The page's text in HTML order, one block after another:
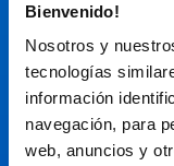
Bienvenido!
Nosotros y
tecnologías
información
navegación, para
web, anuncios y
Espacio de
Este sitio web está
España.